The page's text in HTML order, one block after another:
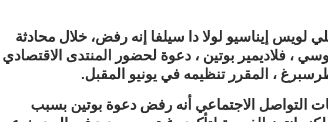
لويس إيناسيو لولا دا سيلفا إنه رفض، خلال محادثة
، فلاديمير بوتين ، دعوة لحضور المنتدى الاقتصادي
، المقرر تنظيمه في يونيو المقبل.
التواصل الاجتماعي أنه رفض دعوة بوتين بسبب